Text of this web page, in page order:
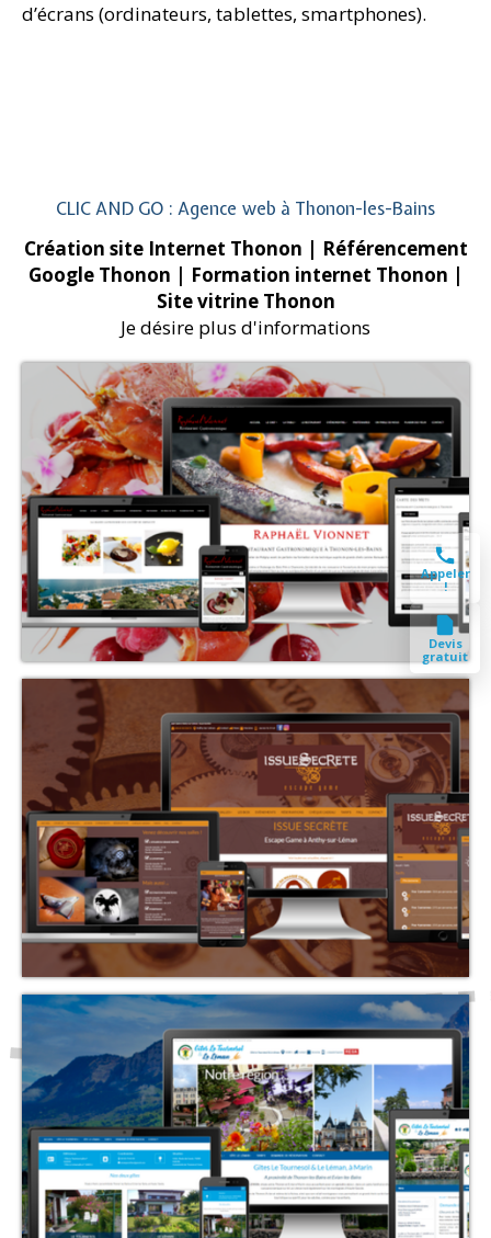
d’écrans (ordinateurs, tablettes, smartphones).
CLIC AND GO : Agence web à Thonon-les-Bains
Création site Internet Thonon | Référencement
Google Thonon | Formation internet Thonon |
Site vitrine Thonon
Je désire plus d'informations
Appeler
!
Devis
gratuit